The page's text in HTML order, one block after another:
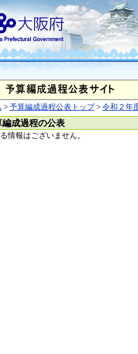
> 予算編成過程公表トップ> 令和２年
編成過程の公表
情報はございません。
お問合せ 個人情報の取り扱い
本庁 〒540-8570 大阪市中央
咲洲庁舎
〒559-8555 大阪市住
© Copyright 2003-2026